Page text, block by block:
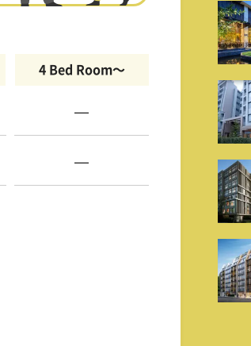
4 Bed Room〜
—
—